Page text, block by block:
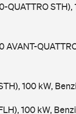
QUATTRO
AVANT-
100 kW,
100 kW,